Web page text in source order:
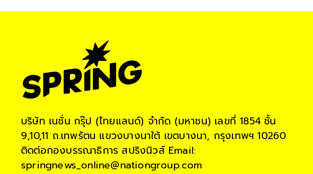
บริษัท เนชั่น กรุ๊ป (ไทยแลนด์) จำกัด (มหาชน) เลขที่ 1854 ชั้น
9,10,11 ถ.เทพรัตน แขวงบางนาใต้ เขตบางนา, กรุงเทพฯ 10260
ติดต่อกองบรรณาธิการ สปริงนิวส์Email:
springnews_online@nationgroup.com